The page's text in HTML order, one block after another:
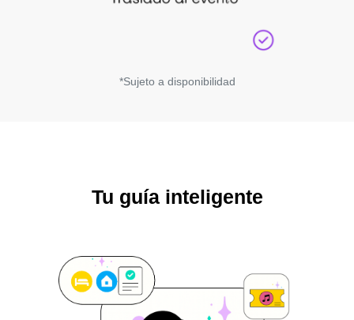
*Sujeto a disponibilidad
Tu guía inteligente